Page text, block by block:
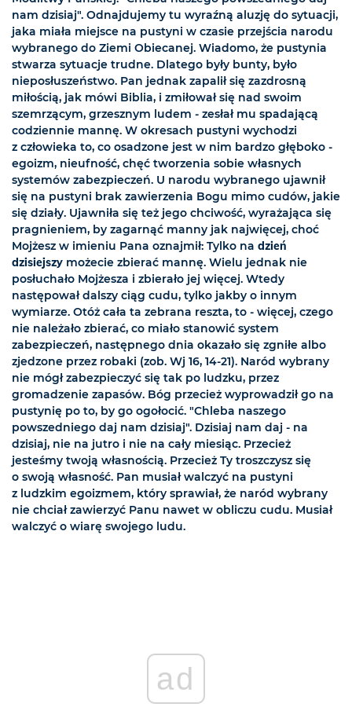
nam dzisiaj". Odnajdujemy tu wyraźną aluzję do sytuacji,
jaka miała miejsce na pustyni w czasie przejścia narodu
wybranego do Ziemi Obiecanej. Wiadomo, że pustynia
stwarza sytuacje trudne. Dlatego były bunty, było
nieposłuszeństwo. Pan jednak zapalił się zazdrosną
miłością, jak mówi Biblia, i zmiłował się nad swoim
szemrzącym, grzesznym ludem - zesłał mu spadającą
codziennie mannę. W okresach pustyni wychodzi
z człowieka to, co osadzone jest w nim bardzo głęboko -
egoizm, nieufność, chęć tworzenia sobie własnych
systemów zabezpieczeń. U narodu wybranego ujawnił
się na pustyni brak zawierzenia Bogu mimo cudów, jakie
się działy. Ujawniła się też jego chciwość, wyrażająca się
pragnieniem, by zagarnąć manny jak najwięcej, choć
Mojżesz w imieniu Pana oznajmił: Tylko na dzień
dzisiejszy możecie zbierać mannę. Wielu jednak nie
posłuchało Mojżesza i zbierało jej więcej. Wtedy
następował dalszy ciąg cudu, tylko jakby o innym
wymiarze. Otóż cała ta zebrana reszta, to - więcej, czego
nie należało zbierać, co miało stanowić system
zabezpieczeń, następnego dnia okazało się zgniłe albo
zjedzone przez robaki (zob. Wj 16, 14-21). Naród wybrany
nie mógł zabezpieczyć się tak po ludzku, przez
gromadzenie zapasów. Bóg przecież wyprowadził go na
pustynię po to, by go ogołocić. "Chleba naszego
powszedniego daj nam dzisiaj". Dzisiaj nam daj - na
dzisiaj, nie na jutro i nie na cały miesiąc. Przecież
jesteśmy twoją własnością. Przecież Ty troszczysz się
o swoją własność. Pan musiał walczyć na pustyni
z ludzkim egoizmem, który sprawiał, że naród wybrany
nie chciał zawierzyć Panu nawet w obliczu cudu. Musiał
walczyć o wiarę swojego ludu.
ad